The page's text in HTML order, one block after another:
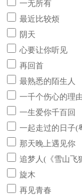
一无所有
最近比较烦
阴天
心要让你听见
再回首
最熟悉的陌生人
一千个伤心的理
一生爱你千百回
一起走过的日子(
那天晚上遇见你
追梦人(《雪山飞
旋木
再见青春